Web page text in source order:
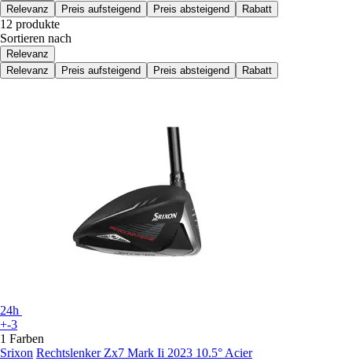
Relevanz
Preis aufsteigend Preis absteigend Rabatt
12 produkte
Sortieren nach
Relevanz
Relevanz
Preis aufsteigend Preis absteigend Rabatt
24h
+-3
1 Farben
Srixon Rechtslenker Zx7 Mark Ii 2023 10.5° Acier